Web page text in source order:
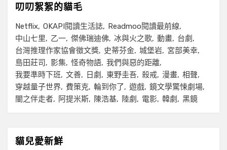
叨叨絮絮的貓毛
Netflix OKAPI閱讀生活誌
Readmoo閱讀最前線
中山七里
乙一 傑佛瑞迪佛 冰與火之歌 動畫
台劇
台灣推理作家協會徵文獎
史蒂芬金 城堡岩
宮部美幸
島田莊司
影集 怪奇物語 我們與惡的距離
我要準時下班
文善 日劇 東野圭吾 殺戒 漫畫 相聲
穿越量子世界
費策克 輪到你了 遊戲 鏡文學驚悚劇場
闇之伴走者
阿提米斯 陳浩基 陸劇 電影 韓劇 黑鏡
貓兒愛新鮮